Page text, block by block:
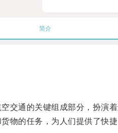
简介
通的关键组成部分，扮演着
的任务，为人们提供了快捷